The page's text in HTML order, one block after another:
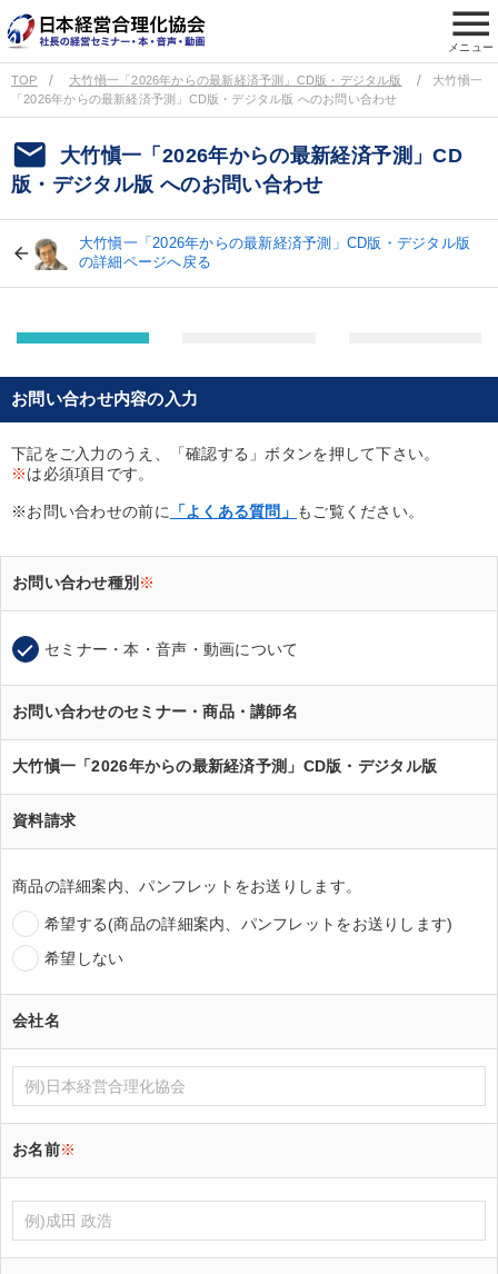
menu
メニュー
TOP 大竹愼一「2026年からの最新経済予測」CD版・デジタル版
大竹愼一
「2026年からの最新経済予測」CD版・デジタル版 へのお問い合わせ
email
大竹愼一「2026年からの最新経済予測」CD
版・デジタル版 へのお問い合わせ
大竹愼一「2026年からの最新経済予測」CD版・デジタル版
の詳細ページへ戻る
お問い合わせ内容の入力
下記をご入力のうえ、「確認する」ボタンを押して下さい。
※は必須項目です。
※お問い合わせの前に 「よくある質問」 もご覧ください。
お問い合わせ種別 ※
セミナー・本・音声・動画について
お問い合わせのセミナー・商品・講師名
大竹愼一「2026年からの最新経済予測」CD版・デジタル版
資料請求
商品の詳細案内、パンフレットをお送りします。
希望する(商品の詳細案内、パンフレットをお送りします)
希望しない
会社名
お名前※